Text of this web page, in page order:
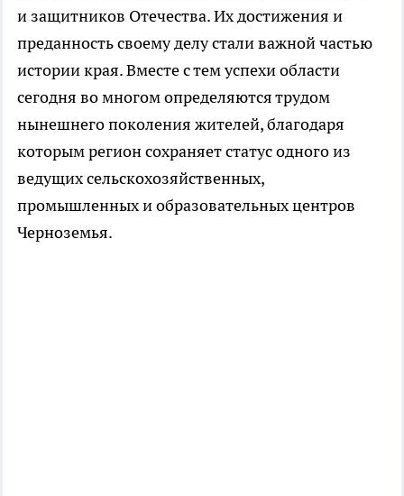
и защитников Отечества. Их достижения и
преданность своему делу стали важной частью
истории края. Вместе с тем успехи области
сегодня во многом определяются трудом
нынешнего поколения жителей, благодаря
которым регион сохраняет статус одного из
ведущих сельскохозяйственных,
промышленных и образовательных центров
Черноземья.